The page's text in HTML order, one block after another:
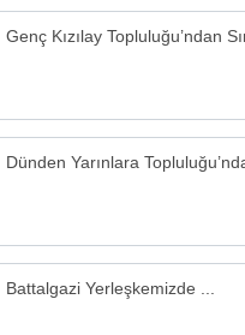
Genç Kızılay Topluluğu’ndan
Dünden Yarınlara
Battalgazi Yerleşkemizde ...